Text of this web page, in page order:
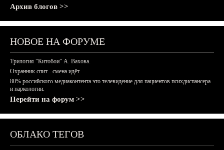
Архив блогов >>
НОВОЕ НА ФОРУМЕ
Трилогия "Китобои" А. Вахова.
Охранник спит - смена идёт
80% российского медиаконтента это телевидение для пациентов психдиспансера
и наркологии.
Перейти на форум >>
ОБЛАКО ТЕГОВ